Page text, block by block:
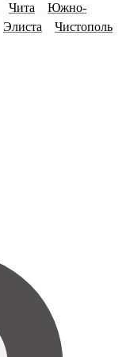
Чита
Южно-
Элиста Чистополь